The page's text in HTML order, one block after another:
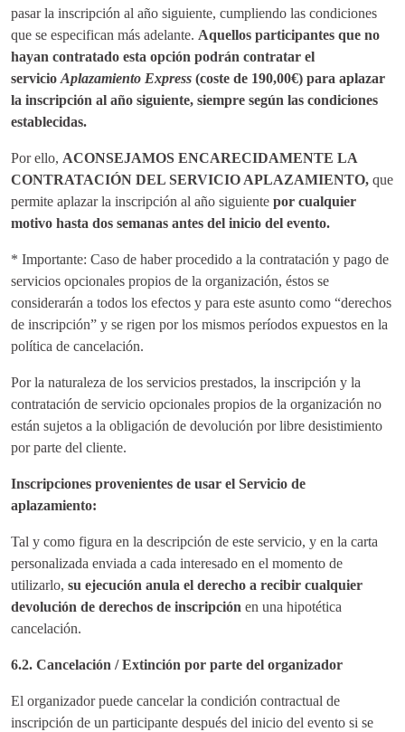
pasar la inscripción al año siguiente, cumpliendo las condiciones
que se especifican más adelante. Aquellos participantes que no
hayan contratado esta opción podrán contratar el
servicio Aplazamiento Express (coste de 190,00€) para aplazar
la inscripción al año siguiente, siempre según las condiciones
establecidas.
Por ello, ACONSEJAMOS ENCARECIDAMENTE LA
CONTRATACIÓN DEL SERVICIO APLAZAMIENTO, que
permite aplazar la inscripción al año siguiente por cualquier
motivo hasta dos semanas antes del inicio del evento.
* Importante: Caso de haber procedido a la contratación y pago de
servicios opcionales propios de la organización, éstos se
considerarán a todos los efectos y para este asunto como “derechos
de inscripción” y se rigen por los mismos períodos expuestos en la
política de cancelación.
Por la naturaleza de los servicios prestados, la inscripción y la
contratación de servicio opcionales propios de la organización no
están sujetos a la obligación de devolución por libre desistimiento
por parte del cliente.
Inscripciones provenientes de usar el Servicio de
aplazamiento:
Tal y como figura en la descripción de este servicio, y en la carta
personalizada enviada a cada interesado en el momento de
utilizarlo, su ejecución anula el derecho a recibir cualquier
devolución de derechos de inscripción en una hipotética
cancelación.
6.2. Cancelación / Extinción por parte del organizador
El organizador puede cancelar la condición contractual de
inscripción de un participante después del inicio del evento si se